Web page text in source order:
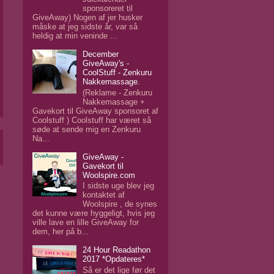
sponsoreret til
GiveAway) Nogen af jer husker
måske at jeg sidste år, var så
heldig at min veninde ...
December
GiveAway's -
CoolStuff - Zenkuru
Nakkemassage.
(Reklame - Zenkuru
Nakkemassage +
Gavekort til GiveAway sponsoret af
Coolstuff ) Coolstuff har været så
søde at sende mig en Zenkuru
Na...
GiveAway -
Gavekort til
Woolspire.com
I sidste uge blev jeg
kontaktet af
Woolspire , de synes
det kunne være hyggeligt, hvis jeg
ville lave en lille GiveAway for
dem, her på b...
24 Hour Readathon
2017 *Opdateres*
Så er det lige før det